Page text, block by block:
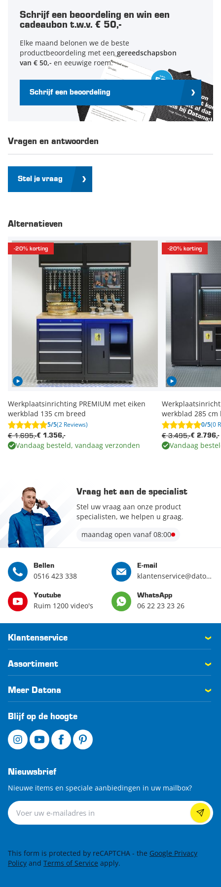
Schrijf een beoordeling en win een
cadeaubon t.w.v. € 50,-
Elke maand belonen we de beste
productbeoordeling met eengereedschapsbon
van € 50,- en eeuwige roem.
Schrijf een beoordeling
Vragen en antwoorden
Stel je vraag
Alternatieven
-20% korting
Werkplaatsinrichting PREMIUM met eiken
werkblad 135 cm breed
5/5(2 Reviews)
€ 1.356,-
€ 1.695,-
Vandaag besteld, vandaag verzonden
-20% korting
werkblad 285 cm
0/5(0
€ 2.796,-
€ 3.495,-
Vandaag
Vraag het aan de specialist
Stel uw vraag aan onze product
specialisten, we helpen u graag.
maandag open vanaf 08:00
Bellen
0516 423 338
E-mail
klantenservice@datona.nl
Youtube
Ruim 1200 video's
WhatsApp
06 22 23 23 26
Klantenservice
Assortiment
Meer Datona
Blijf op de hoogte
Nieuwsbrief
Nieuwe items en speciale aanbiedingen in uw mailbox?
Nieuwsbrief
This form is protected by reCAPTCHA - the Google Privacy
Policy and Terms of Service apply.